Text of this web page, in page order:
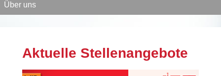
Über uns
Aktuelle Stellenangebote